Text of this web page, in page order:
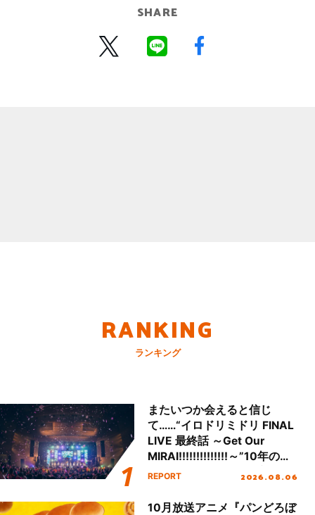
SHARE
RANKING
ランキング
またいつか会えると信じ
て……“イロドリミドリ FINAL
LIVE 最終話 ～Get Our
MIRAI!!!!!!!!!!!!!!～”10年の活
動を経てファイナルを迎える
REPORT 2026.08.06
10月放送アニメ『パンどろぼ